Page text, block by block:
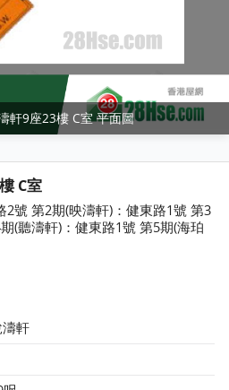
軒9座23樓 C室 平面圖
C室
2號 第2期(映濤軒)：健東路1號 第3
(聽濤軒)：健東路1號 第5期(海珀
軒